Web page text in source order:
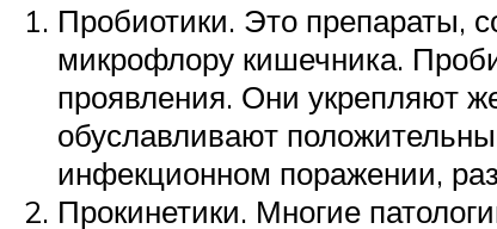
Пробиотики. Это препараты,
микрофлору кишечника.
проявления. Они укрепляют
обуславливают
инфекционном поражении,
Прокинетики. Многие